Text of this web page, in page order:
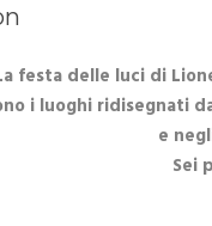
festa delle luci di
i luoghi ridisegnati
e
Sei